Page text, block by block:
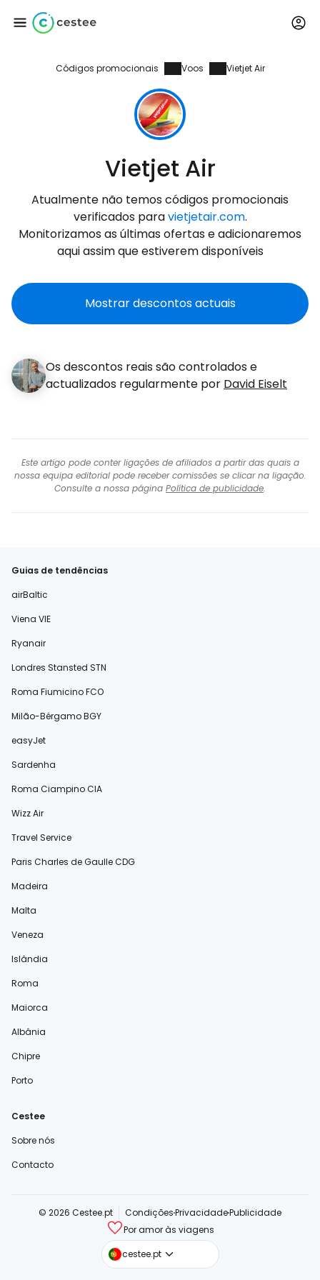
Códigos promocionais Voos Vietjet Air
Vietjet Air
Atualmente não temos códigos promocionais
verificados paravietjetair.com.
Monitorizamos as últimas ofertas e adicionaremos
aqui assim que estiverem disponíveis
Mostrar descontos actuais
Os descontos reais são controlados e
actualizados regularmente por David Eiselt
Este artigo pode conter ligações de afiliados a partir das quais a
nossa equipa editorial pode receber comissões se clicar na ligação.
Consulte a nossa página Política de publicidade.
Guias de tendências
airBaltic
Viena VIE
Ryanair
Londres Stansted STN
Roma Fiumicino FCO
Milão-Bérgamo BGY
easyJet
Sardenha
Roma Ciampino CIA
Wizz Air
Travel Service
Paris Charles de Gaulle CDG
Madeira
Malta
Veneza
Islândia
Roma
Maiorca
Albânia
Chipre
Porto
Cestee
Sobre nós
Contacto
© 2026 Cestee.pt CondiçõesPrivacidadePublicidade
Por amor às viagens
cestee.pt
cestee.com
cestee.sk
Iniciar sessão no
... a comunidade mundial de viajantes
Continuar com o Google
Continuar com o Facebook
Continuar com o correio
eletrónico